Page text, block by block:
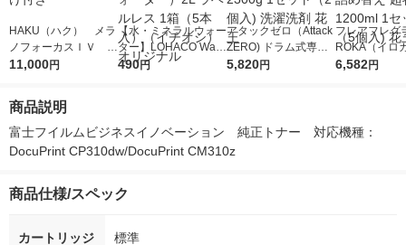
HAKU（ハク） メラ
ノフォーカスＩＶ 4
5ｇ 資生堂 おまけ
11,000円
【水・ミネラルウォー
ター】LOHACO Wate
r（ロハコウォータ
490円
アタックゼロ（Attack
ZERO) ドラム式専用
詰め替え メガジャン
5,820円
フレアフレグ
ROKA（イロ
イキッドリリ
6,582円
商品説明
富士フイルムビジネスイノベーション　純正トナー　対応機種：
DocuPrint CP310dw/DocuPrint CM310z
商品仕様/スペック
カートリッジ
標準